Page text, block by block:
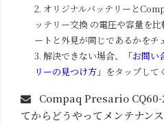
2. オリジナルバッテリーと
ッテリー交換 の電圧や容量を
ートと外見が同じであるかをチ
3. 解決できない場合、
「お問い
リーの見つけ方」 をタップして
Compaq Presario CQ60-
てからどうやってメンテナン